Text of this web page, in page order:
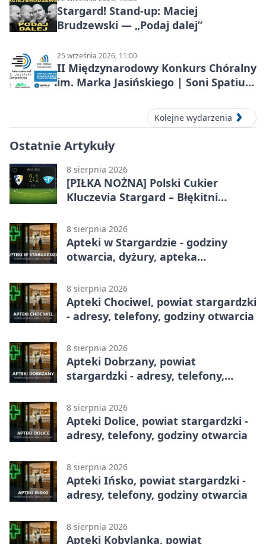
Stargard! Stand-up: Maciej
Brudzewski — „Podaj dalej”
25 września 2026, 11:00
II Międzynarodowy Konkurs Chóralny
im. Marka Jasińskiego | Soni Spatium
Kolejne wydarzenia
Ostatnie Artykuły
8 sierpnia 2026
[PIŁKA NOŻNA] Polski Cukier
Kluczevia Stargard – Błękitni
Lidze Grupa 2 (Grupa II)
8 sierpnia 2026
Apteki w Stargardzie - godziny
otwarcia, dyżury, apteka
8 sierpnia 2026
Apteki Chociwel, powiat stargardzki
- adresy, telefony, godziny otwarcia
8 sierpnia 2026
Apteki Dobrzany, powiat
stargardzki - adresy, telefony,
8 sierpnia 2026
Apteki Dolice, powiat stargardzki -
adresy, telefony, godziny otwarcia
8 sierpnia 2026
Apteki Ińsko, powiat stargardzki -
adresy, telefony, godziny otwarcia
8 sierpnia 2026
Apteki Kobylanka, powiat